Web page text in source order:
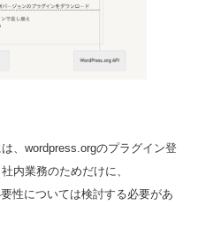
、wordpress.orgのプラグイン登
内業務のためだけに、
性については検討する必要があ